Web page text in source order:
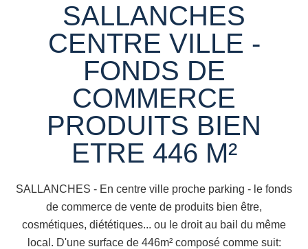
SALLANCHES
CENTRE VILLE -
FONDS DE
COMMERCE
PRODUITS BIEN
ETRE 446 M²
SALLANCHES - En centre ville proche parking - le fonds
de commerce de vente de produits bien être,
cosmétiques, diététiques... ou le droit au bail du même
local. D'une surface de 446m² composé comme suit: